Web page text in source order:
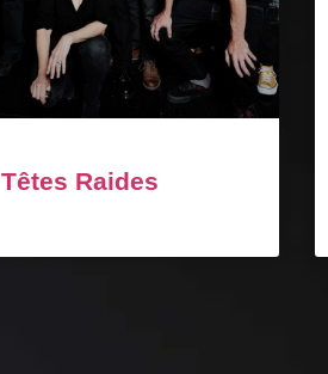
Têtes Raides